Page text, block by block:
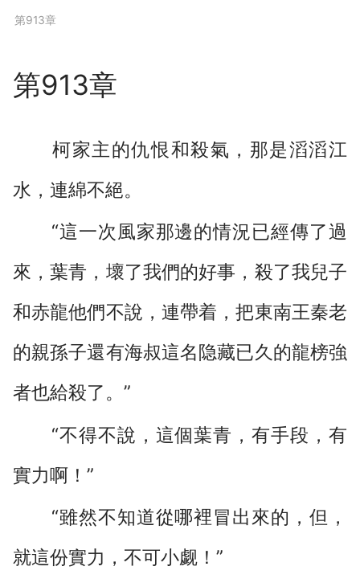
第913章
柯家主的仇恨和殺氣，那是滔滔江
水，連綿不絕。
“這一次風家那邊的情況已經傳了過
來，葉青，壞了我們的好事，殺了我兒子
和赤龍他們不說，連帶着，把東南王秦老
的親孫子還有海叔這名隐藏已久的龍榜強
者也給殺了。”
“不得不說，這個葉青，有手段，有
實力啊！”
“雖然不知道從哪裡冒出來的，但，
就這份實力，不可小觑！”
第913章